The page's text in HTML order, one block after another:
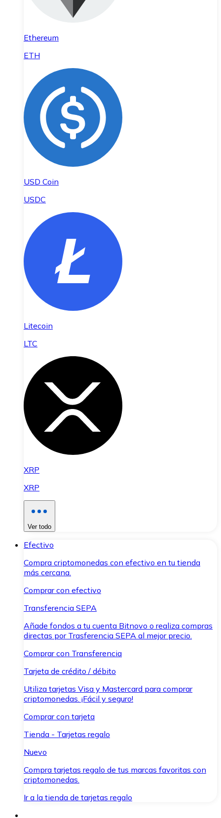
Ethereum
ETH
USD Coin
USDC
Litecoin
LTC
XRP
XRP
Ver todo
Efectivo
Compra criptomonedas con efectivo en tu tienda
más cercana.
Comprar con efectivo
Transferencia SEPA
Añade fondos a tu cuenta Bitnovo o realiza compras
directas por Trasferencia SEPA al mejor precio.
Comprar con Transferencia
Tarjeta de crédito / débito
Utiliza tarjetas Visa y Mastercard para comprar
criptomonedas. ¡Fácil y seguro!
Comprar con tarjeta
Tienda - Tarjetas regalo
Nuevo
Compra tarjetas regalo de tus marcas favoritas con
criptomonedas.
Ir a la tienda de tarjetas regalo